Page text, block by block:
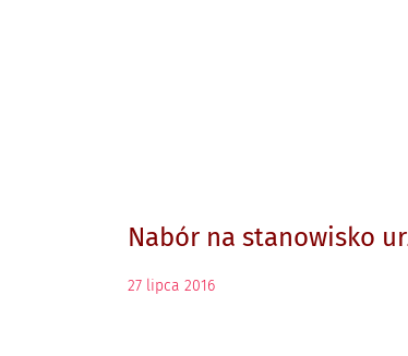
Nabór na stanowisko
27 lipca 2016